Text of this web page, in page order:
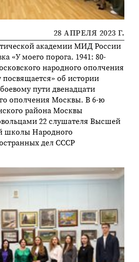
28 АПРЕЛЯ 2023 Г.
академии МИД России
«У моего порога. 1941: 80-
народного ополчения
посвящается» об истории
пути двенадцати
ополчения Москвы. В 6-ю
района Москвы
22 слушателя Высшей
школы Народного
дел СССР